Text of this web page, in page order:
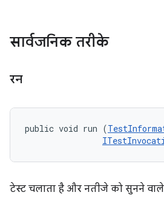
सार्वजनिक तरीके
रन
public void run (
टेस्ट चलाता है और नतीजे को सुनने वाले